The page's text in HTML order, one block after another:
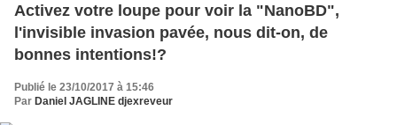
Activez votre loupe pour voir la "NanoBD",
l'invisible invasion pavée, nous dit-on, de
bonnes intentions!?
Publié le 23/10/2017 à 15:46
Par Daniel JAGLINE djexreveur